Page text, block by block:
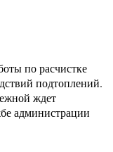
по расчистке
подтоплений.
ждет
администрации